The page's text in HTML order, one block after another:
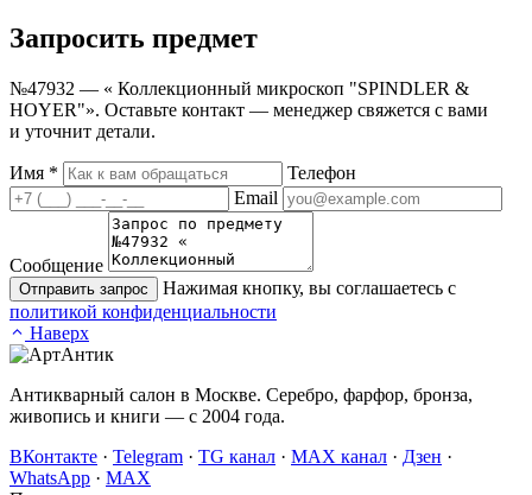
Запросить предмет
№47932 — « Коллекционный микроскоп "SPINDLER &
HOYER"». Оставьте контакт — менеджер свяжется с вами
и уточнит детали.
Имя *
Телефон
Email
Сообщение
Отправить запрос
Нажимая кнопку, вы соглашаетесь с
политикой конфиденциальности
Наверх
Антикварный салон в Москве. Серебро, фарфор, бронза,
живопись и книги — с 2004 года.
ВКонтакте · Telegram · TG канал · MAX канал · Дзен ·
WhatsApp · MAX